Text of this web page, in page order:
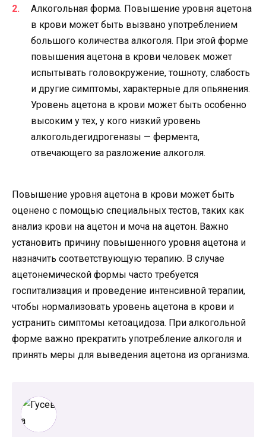
Алкогольная форма. Повышение уровня ацетона
в крови может быть вызвано употреблением
большого количества алкоголя. При этой форме
повышения ацетона в крови человек может
испытывать головокружение, тошноту, слабость
и другие симптомы, характерные для опьянения.
Уровень ацетона в крови может быть особенно
высоким у тех, у кого низкий уровень
алкогольдегидрогеназы — фермента,
отвечающего за разложение алкоголя.
Повышение уровня ацетона в крови может быть
оценено с помощью специальных тестов, таких как
анализ крови на ацетон и моча на ацетон. Важно
установить причину повышенного уровня ацетона и
назначить соответствующую терапию. В случае
ацетонемической формы часто требуется
госпитализация и проведение интенсивной терапии,
чтобы нормализовать уровень ацетона в крови и
устранить симптомы кетоацидоза. При алкогольной
форме важно прекратить употребление алкоголя и
принять меры для выведения ацетона из организма.